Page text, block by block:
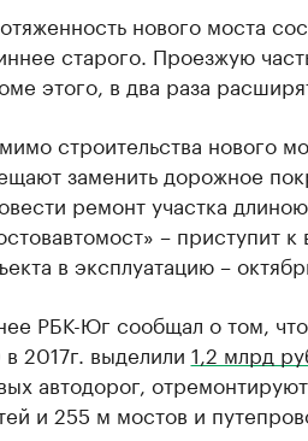
нового моста
старого. Проезжую
этого, в два раза
строительства нового
заменить дорожное
ремонт участка
– приступит
в эксплуатацию –
РБК-Юг сообщал о том,
2017г. выделили 1,2 млрд
автодорог,
и 255 м мостов и